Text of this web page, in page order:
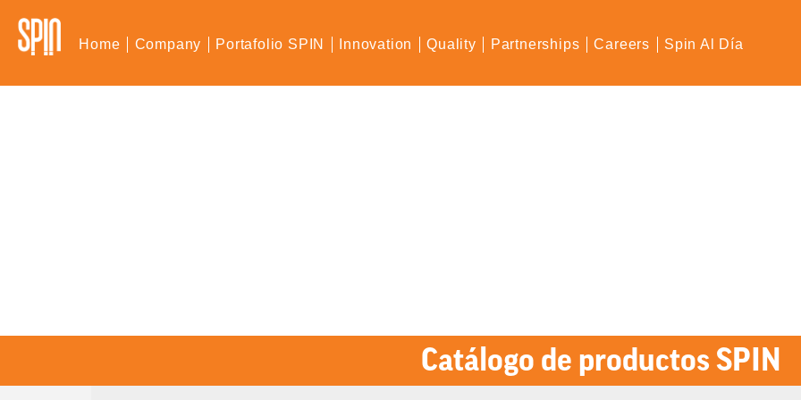
Home Company Portafolio SPIN Innovation Quality Partnerships Careers Spin Al Día
Catálogo de productos SPIN